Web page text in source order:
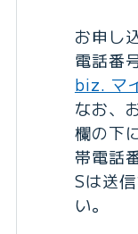
お申し
電話番
biz. マ
なお、
欄の下
帯電話
Sは送
い。